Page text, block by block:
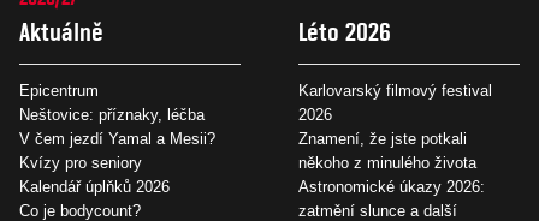
Aktuálně
Epicentrum
Neštovice: příznaky, léčba
V čem jezdí Yamal a Mesii?
Kvízy pro seniory
Kalendář úplňků 2026
Co je bodycount?
Léto 2026
Karlovarský filmový festival
2026
Znamení, že jste potkali
někoho z minulého života
Astronomické úkazy 2026:
zatmění slunce a další